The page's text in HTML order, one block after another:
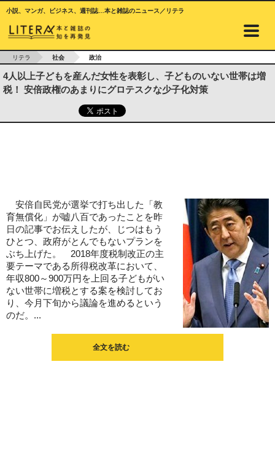
小説、マンガ、ビジネス、週刊誌…本と雑誌のニュース／リテラ
リテラ 社会 政治
4人以上子どもを産んだ女性を表彰し、子どものいない世帯は増
税！ 安倍政権のあまりにグロテスクな少子化対策
安倍自民党が選挙で打ち出した「教
育無償化」が嘘八百であったことを昨
日の記事でお伝えしたが、じつはもう
ひとつ、政府がとんでもないプランを
ぶち上げた。 2018年度税制改正の主
要テーマである所得税改革において、
年収800～900万円を上回る子どもがい
ない世帯に増税とする案を検討してお
り、今月下旬から議論を進めるという
のだ。...
全文を読む